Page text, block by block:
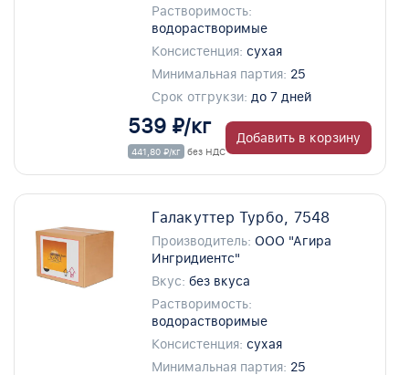
Растворимость:
водорастворимые
Консистенция: сухая
Минимальная партия: 25
Срок отгрукзи: до 7 дней
539 ₽/кг
441,80 ₽/кг без НДС
Добавить в корзину
Галакуттер Турбо, 7548
Производитель: ООО "Агира
Ингридиентс"
Вкус: без вкуса
Растворимость:
водорастворимые
Консистенция: сухая
Минимальная партия: 25